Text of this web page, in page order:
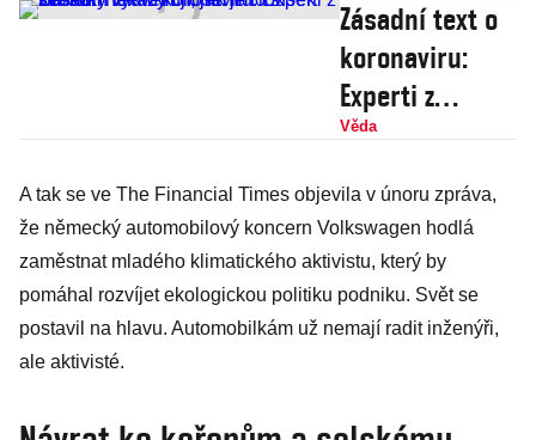
Zásadní text o
koronaviru:
Experti z
Bulovky
je to s šířením
nákazy i
nošením
roušek venku
Věda
A tak se ve The Financial Times objevila v únoru zpráva,
že německý automobilový koncern Volkswagen hodlá
zaměstnat mladého klimatického aktivistu, který by
pomáhal rozvíjet ekologickou politiku podniku. Svět se
postavil na hlavu. Automobilkám už nemají radit inženýři,
ale aktivisté.